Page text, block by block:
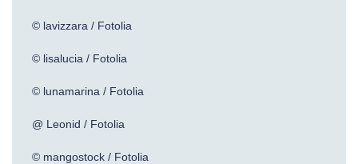
© lavizzara / Fotolia
© lisalucia / Fotolia
© lunamarina / Fotolia
@ Leonid / Fotolia
© mangostock / Fotolia